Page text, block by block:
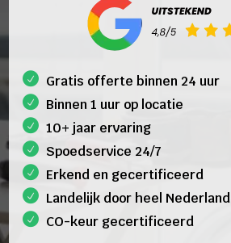
Gratis offerte binnen 24 uur
Binnen 1 uur op locatie
10+ jaar ervaring
Spoedservice 24/7
Erkend en gecertificeerd
Landelijk door heel Nederland
CO-keur gecertificeerd